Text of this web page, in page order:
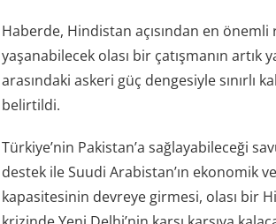
Haberde, Hindistan açısından en önemli
yaşanabilecek olası bir çatışmanın artık
arasındaki askeri güç dengesiyle sınırlı
belirtildi.
Türkiye’nin Pakistan’a sağlayabileceği
destek ile Suudi Arabistan’ın ekonomik
kapasitesinin devreye girmesi, olası bir